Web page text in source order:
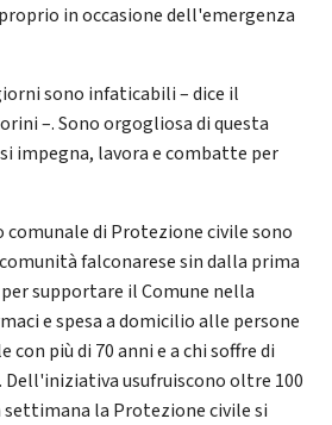
in occasione dell'emergenza
sono infaticabili – dice il
–. Sono orgogliosa di questa
impegna, lavora e combatte per
di Protezione civile sono
falconarese sin dalla prima
supportare il Comune nella
e spesa a domicilio alle persone
con più di 70 anni e a chi soffre di
usufruiscono oltre 100
la Protezione civile si